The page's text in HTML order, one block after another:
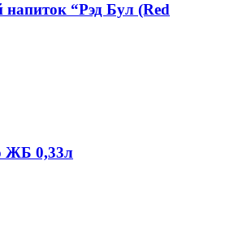
напиток “Рэд Бул (Red
ЖБ 0,33л